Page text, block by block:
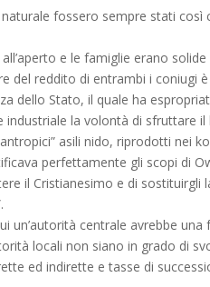
fossero sempre stati così
e le famiglie erano
del reddito di entrambi i coniugi
dello Stato, il quale ha
industriale la volontà di sfruttare
asili nido, riprodotti nei
perfettamente gli scopi di
il Cristianesimo e di sostituirgli
un’autorità centrale avrebbe una
locali non siano in grado di
ed indirette e tasse di